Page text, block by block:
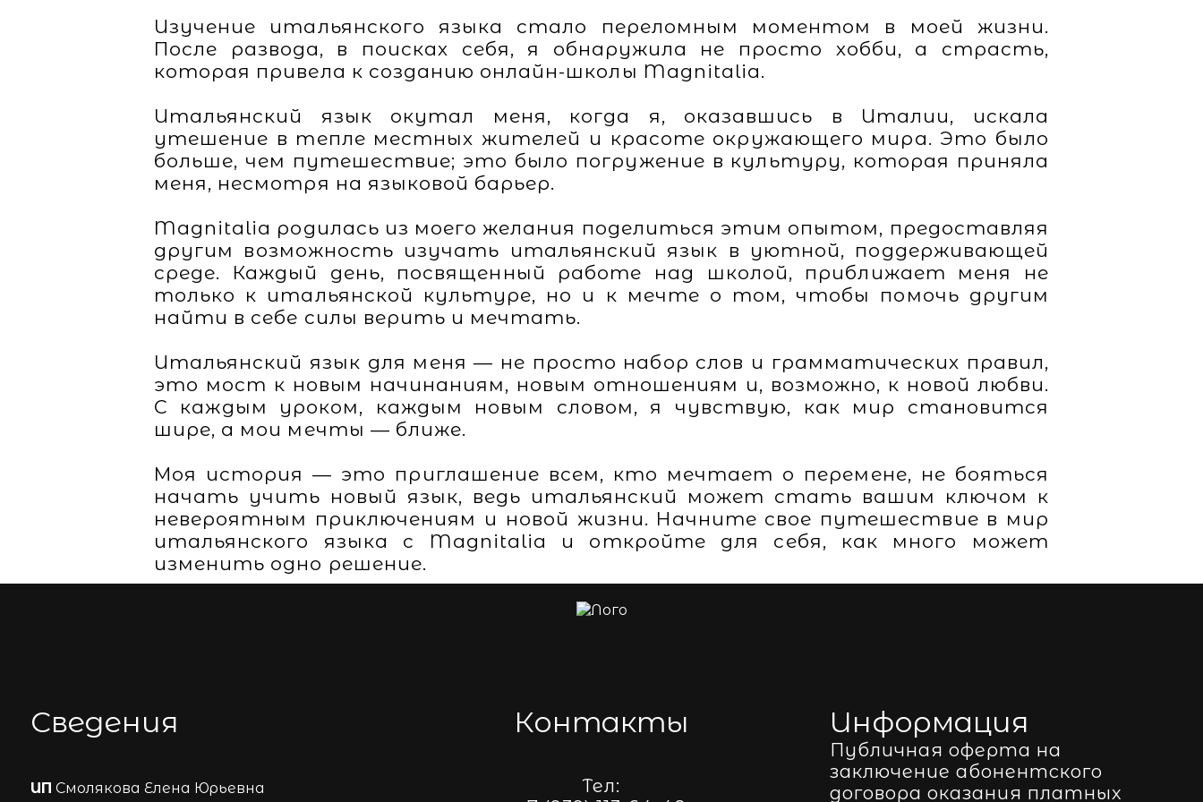
Изучение итальянского языка стало переломным моментом в моей жизни.
После развода, в поисках себя, я обнаружила не просто хобби, а страсть,
которая привела к созданию онлайн-школы Magnitalia.
Итальянский язык окутал меня, когда я, оказавшись в Италии, искала
утешение в тепле местных жителей и красоте окружающего мира. Это было
больше, чем путешествие; это было погружение в культуру, которая приняла
меня, несмотря на языковой барьер.
Magnitalia родилась из моего желания поделиться этим опытом, предоставляя
другим возможность изучать итальянский язык в уютной, поддерживающей
среде. Каждый день, посвященный работе над школой, приближает меня не
только к итальянской культуре, но и к мечте о том, чтобы помочь другим
найти в себе силы верить и мечтать.
Итальянский язык для меня — не просто набор слов и грамматических правил,
это мост к новым начинаниям, новым отношениям и, возможно, к новой любви.
С каждым уроком, каждым новым словом, я чувствую, как мир становится
шире, а мои мечты — ближе.
Моя история — это приглашение всем, кто мечтает о перемене, не бояться
начать учить новый язык, ведь итальянский может стать вашим ключом к
невероятным приключениям и новой жизни. Начните свое путешествие в мир
итальянского языка с Magnitalia и откройте для себя, как много может
изменить одно решение.
Сведения
ИП Смолякова Елена Юрьевна
Контакты
Тел:
Информация
Публичная оферта на
заключение абонентского
договора оказания платных